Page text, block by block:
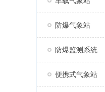
防爆气象站
防爆监测系统
便携式气象站